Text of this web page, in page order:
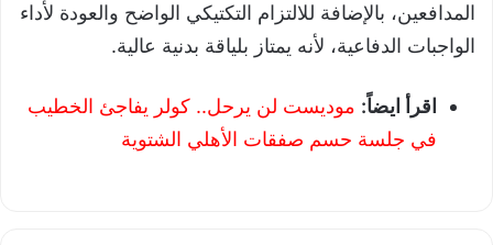
المدافعين، بالإضافة للالتزام التكتيكي الواضح والعودة لأداء
الواجبات الدفاعية، لأنه يمتاز بلياقة بدنية عالية.
اقرأ ايضاً: موديست لن يرحل.. كولر يفاجئ الخطيب
في جلسة حسم صفقات الأهلي الشتوية